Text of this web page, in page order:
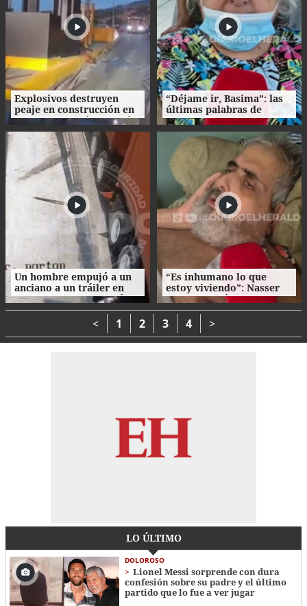
Explosivos destruyen
peaje en construcción en
Colombia un día después
de la investidura de De la
Espriella
“Déjame ir, Basima”: las
últimas palabras de
Nasser Hilsaca antes de
morir
Un hombre empujó a un
anciano a un tráiler en
movimiento y le causó la
muerte
“Es inhumano lo que
estoy viviendo”: Nasser
Hilsaca pidió auxilio
desde el hospital
Atlántida
< 1 2 3 4 >
LO ÚLTIMO
DOLOROSO
Lionel Messi sorprende con dura
confesión sobre su padre y el último
partido que lo fue a ver jugar